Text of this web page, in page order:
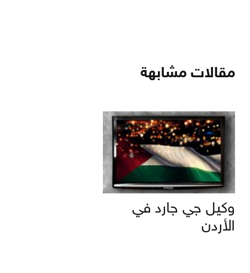
مقالات مشابهة
وكيل جي جارد في
الأردن